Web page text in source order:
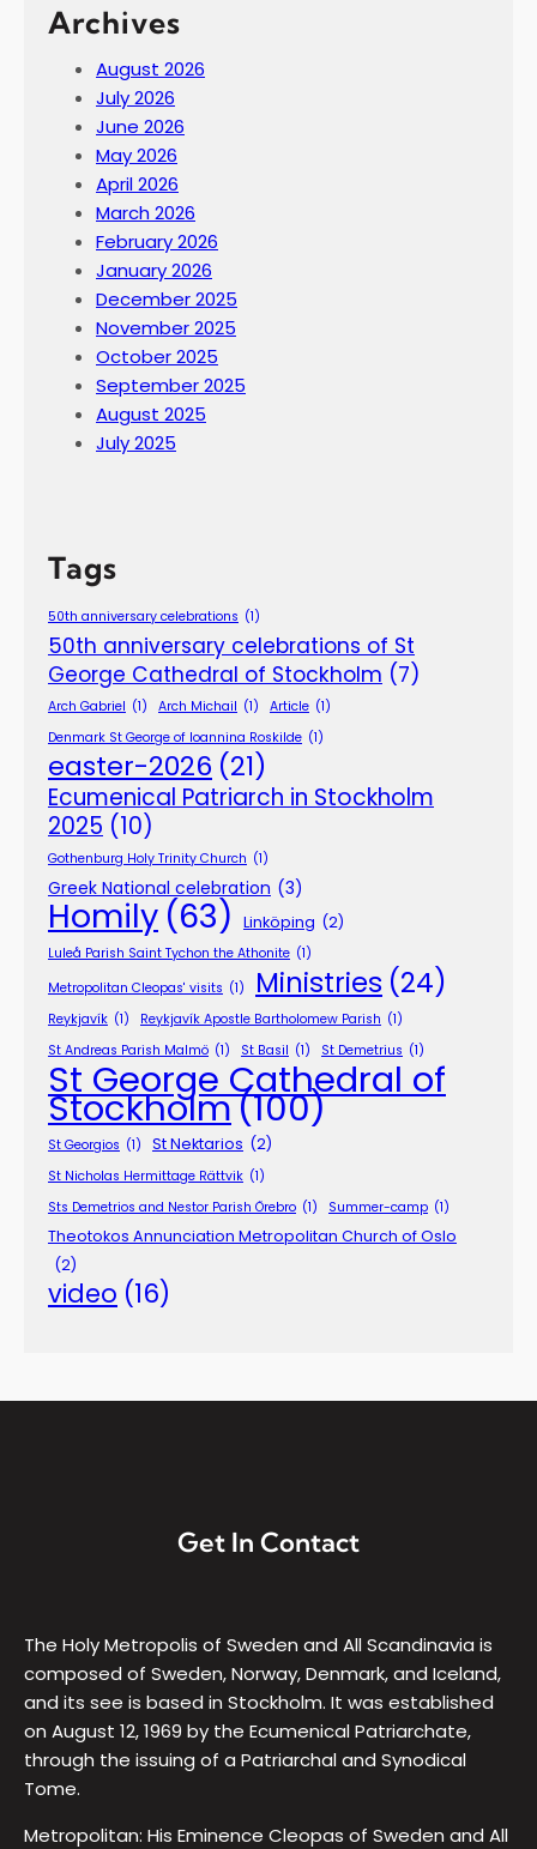
Archives
August 2026
July 2026
June 2026
May 2026
April 2026
March 2026
February 2026
January 2026
December 2025
November 2025
October 2025
September 2025
August 2025
July 2025
Tags
50th anniversary celebrations (1)
50th anniversary celebrations of St
George Cathedral of Stockholm (7)
Arch Gabriel (1) Arch Michail (1) Article (1)
Denmark St George of Ioannina Roskilde (1)
easter-2026 (21)
Ecumenical Patriarch in Stockholm
2025 (10)
Gothenburg Holy Trinity Church (1)
Greek National celebration (3)
Homily (63) Linköping (2)
Luleå Parish Saint Tychon the Athonite (1)
Metropolitan Cleopas' visits (1) Ministries (24)
Reykjavík (1) Reykjavík Apostle Bartholomew Parish (1)
St Andreas Parish Malmö (1) St Basil (1) St Demetrius (1)
St George Cathedral of
Stockholm(100)
St Georgios (1) St Nektarios (2)
St Nicholas Hermittage Rättvik (1)
Sts Demetrios and Nestor Parish Örebro (1) Summer-camp (1)
Theotokos Annunciation Metropolitan Church of Oslo
(2)
video (16)
Get In Contact
The Holy Metropolis of Sweden and All Scandinavia is
composed of Sweden, Norway, Denmark, and Iceland,
and its see is based in Stockholm. It was established
on August 12, 1969 by the Ecumenical Patriarchate,
through the issuing of a Patriarchal and Synodical
Tome.
Metropolitan: His Eminence Cleopas of Sweden and All